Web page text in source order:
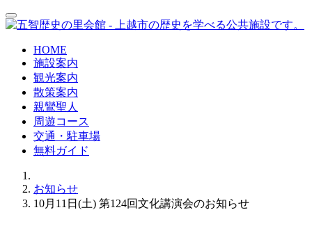
HOME
施設案内
観光案内
散策案内
親鸞聖人
周遊コース
交通・駐車場
無料ガイド
お知らせ
10月11日(土) 第124回文化講演会のお知らせ